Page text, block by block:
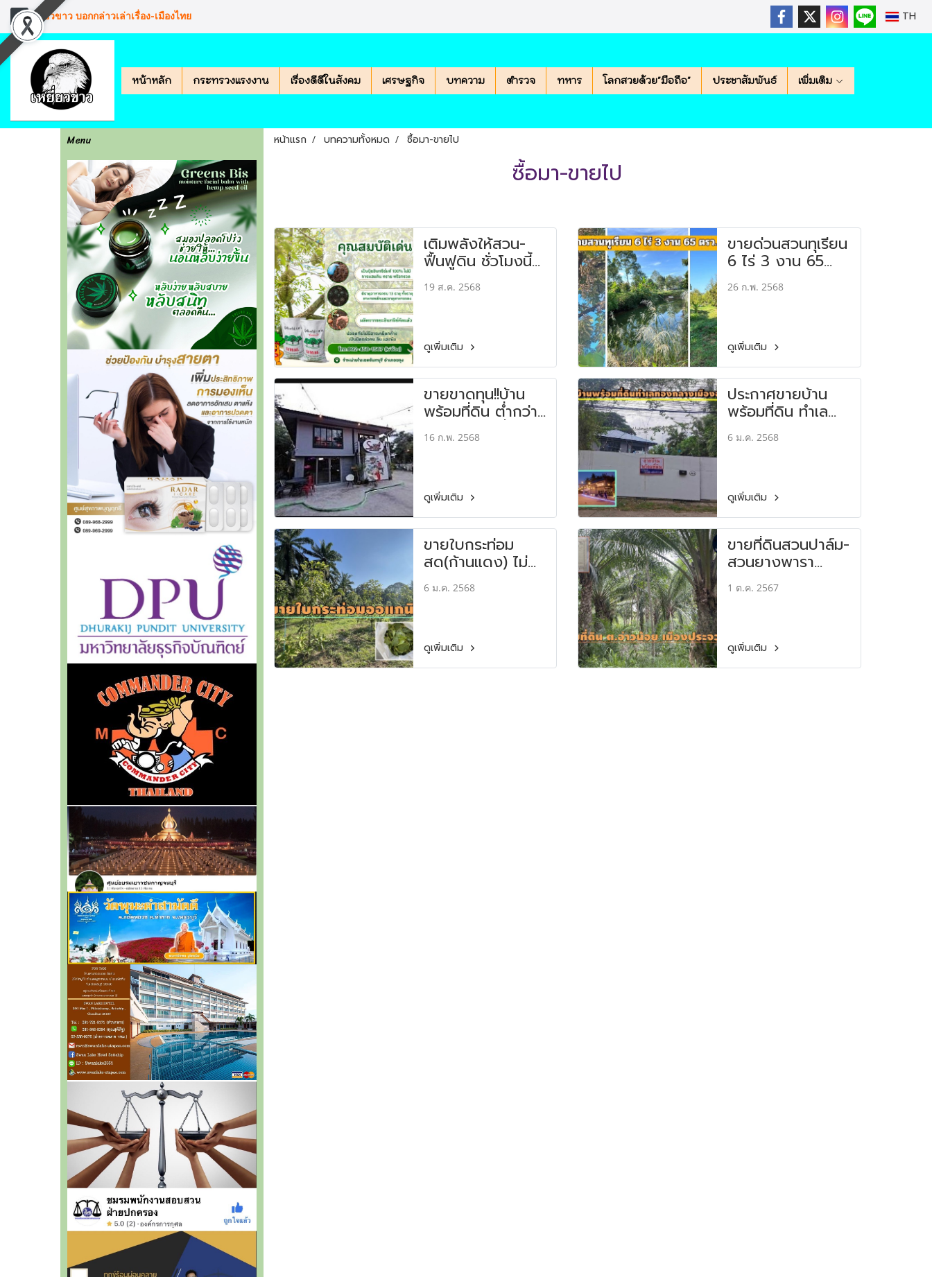
เหยียวขาว บอกกล่าวเล่าเรื่อง-เมืองไทย TH
หน้าหลัก กระทรวงแรงงาน เรื่องดีดีในสังคม เศรษฐกิจ บทความ ตำรวจ ทหาร โลกสวยด้วย"มือถือ" ประชาสัมพันธ์ เพิ่มเติม
หน้าแรก บทความทั้งหมด ซื้อมา-ขายไป
ซื้อมา-ขายไป
เติมพลังให้สวน-
ฟื้นฟูดิน ชั่วโมงนี้
ยกให้ "ปุ๋ยอินทรีย์
กทม."
19 ส.ค. 2568
ดูเพิ่มเติม
ขายด่วนสวนทุเรียน
6 ไร่ 3 งาน 65
ตรว. พิกัด อ.ขลุง
เมืองจันทบุรี
26 ก.พ. 2568
ดูเพิ่มเติม
ขายขาดทุน!!บ้าน
พร้อมที่ดิน ต่ำกว่า
ราคาประเมินอื้อซ่า
16 ก.พ. 2568
ดูเพิ่มเติม
ประกาศขายบ้าน
พร้อมที่ดิน ทำเล
ทองกลางเมือง
อุดรธานี
6 ม.ค. 2568
ดูเพิ่มเติม
ขายใบกระท่อม
สด(ก้านแดง) ไม่
ฉีดสารเคมี-
ปลอดภัย 100%
6 ม.ค. 2568
ดูเพิ่มเติม
ขายที่ดินสวนปาล์ม-
สวนยางพารา
พิกัด ต.อ่าวน้อย
กม.5 อ.เมืองประ
1 ต.ค. 2567
ดูเพิ่มเติม
Menu